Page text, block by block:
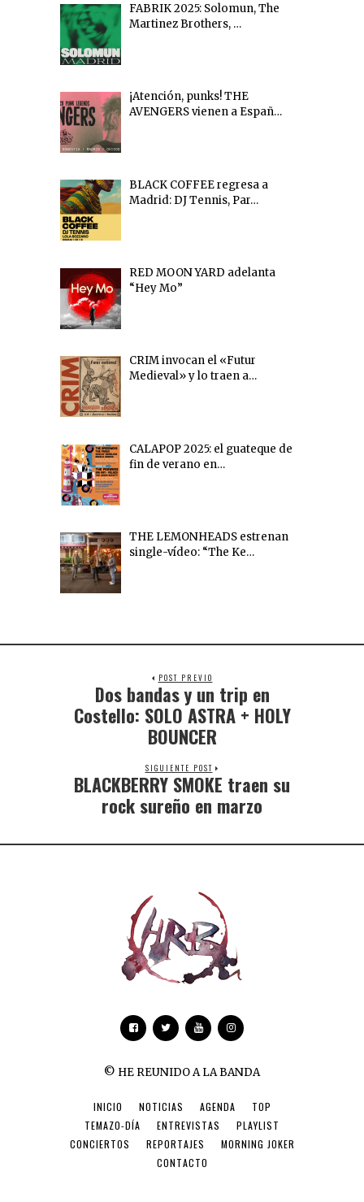
FABRIK 2025: Solomun, The
Martinez Brothers, …
¡Atención, punks! THE
AVENGERS vienen a Españ…
BLACK COFFEE regresa a
Madrid: DJ Tennis, Par…
RED MOON YARD adelanta
“Hey Mo”
CRIM invocan el «Futur
Medieval» y lo traen a…
CALAPOP 2025: el guateque de
fin de verano en…
THE LEMONHEADS estrenan
single-vídeo: “The Ke…
POST PREVIO
Dos bandas y un trip en
Costello: SOLO ASTRA + HOLY
BOUNCER
SIGUIENTE POST
BLACKBERRY SMOKE traen su
rock sureño en marzo
© HE REUNIDO A LA BANDA
INICIO NOTICIAS AGENDA
TOP
TEMAZO-DÍA
ENTREVISTAS
PLAYLIST
CONCIERTOS
REPORTAJES
MORNING JOKER
CONTACTO